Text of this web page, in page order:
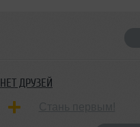
НЕТ ДРУЗЕЙ